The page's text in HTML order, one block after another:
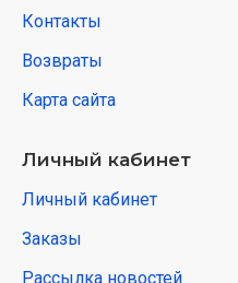
Контакты
Возвраты
Карта сайта
Личный кабинет
Личный кабинет
Заказы
Рассылка новостей